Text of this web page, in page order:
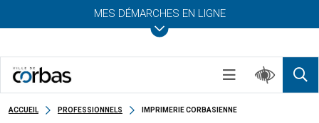
MES DÉMARCHES EN LIGNE
ACCUEIL PROFESSIONNELS IMPRIMERIE CORBASIENNE